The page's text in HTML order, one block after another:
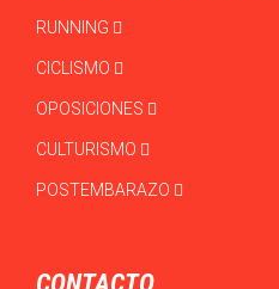
RUNNING
CICLISMO
OPOSICIONES
CULTURISMO
POSTEMBARAZO